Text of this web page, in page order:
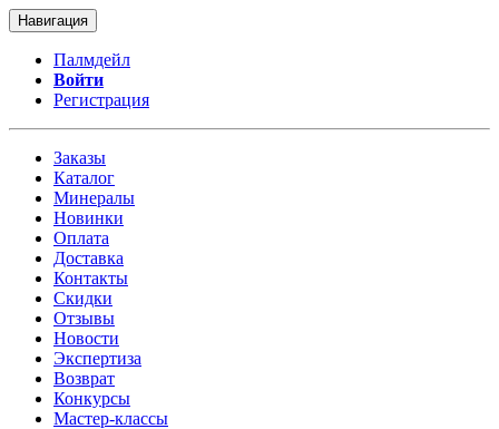
Навигация
Палмдейл
Войти
Регистрация
Заказы
Каталог
Минералы
Новинки
Оплата
Доставка
Контакты
Скидки
Отзывы
Новости
Экспертиза
Возврат
Конкурсы
Мастер-классы